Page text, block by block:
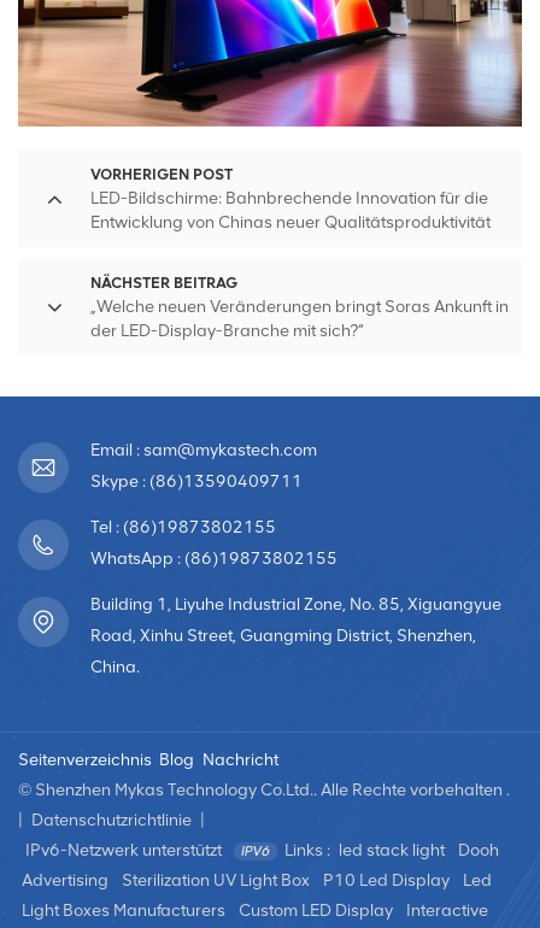
VORHERIGEN POST
LED-Bildschirme: Bahnbrechende Innovation für die
Entwicklung von Chinas neuer Qualitätsproduktivität
NÄCHSTER BEITRAG
„Welche neuen Veränderungen bringt Soras Ankunft in
der LED-Display-Branche mit sich?“
Email : sam@mykastech.com
Skype : (86)13590409711
Tel : (86)19873802155
WhatsApp : (86)19873802155
Building 1, Liyuhe Industrial Zone, No. 85, Xiguangyue
Road, Xinhu Street, Guangming District, Shenzhen,
China.
Seitenverzeichnis Blog Nachricht
© Shenzhen Mykas Technology Co.Ltd.. Alle Rechte vorbehalten .
Datenschutzrichtlinie
IPv6-Netzwerk unterstützt
Links : led stack light
Dooh
Advertising
Sterilization UV Light Box P10 Led Display
Led
Light Boxes Manufacturers
Custom LED Display Interactive